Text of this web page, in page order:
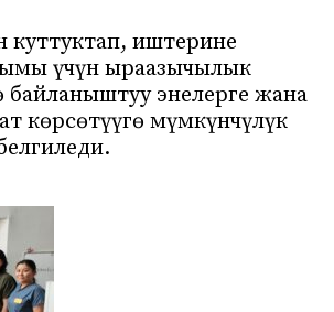
иштерине
үчүн ыраазычылык
энелерге жана
көрсөтүүгө мүмкүнчүлүк